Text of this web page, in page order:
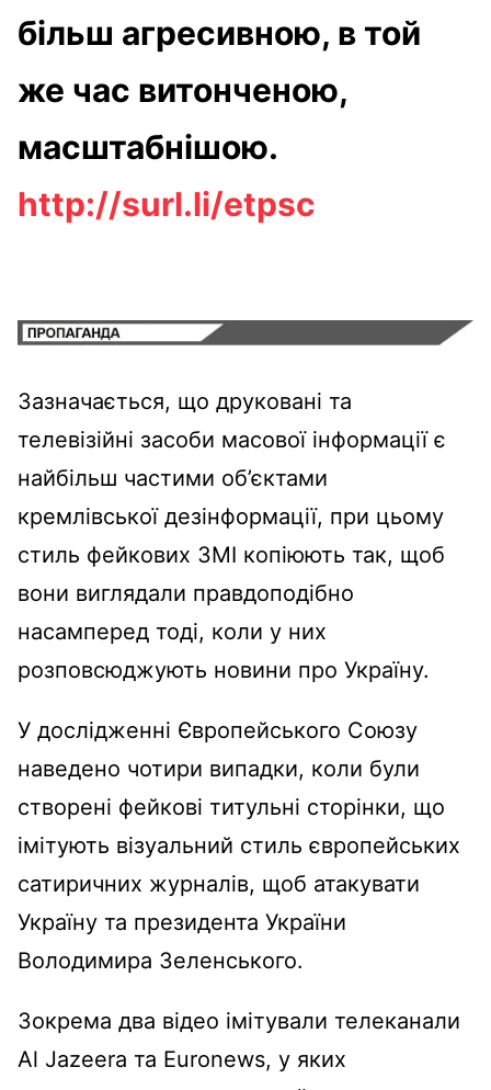
більш агресивною, в той
же час витонченою,
масштабнішою.
http://surl.li/etpsc
Зазначається, що друковані та
телевізійні засоби масової інформації є
найбільш частими об’єктами
кремлівської дезінформації, при цьому
стиль фейкових ЗМІ копіюють так, щоб
вони виглядали правдоподібно
насамперед тоді, коли у них
розповсюджують новини про Україну.
У дослідженні Європейського Союзу
наведено чотири випадки, коли були
створені фейкові титульні сторінки, що
імітують візуальний стиль європейських
сатиричних журналів, щоб атакувати
Україну та президента України
Володимира Зеленського.
Зокрема два відео імітували телеканали
Al Jazeera та Euronews, у яких